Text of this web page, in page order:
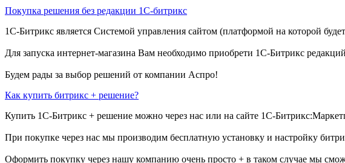
Покупка решения без редакции 1С-битрикс
1С-Битрикс является Системой управления сайтом (платформой на которой
Для запуска интернет-магазина Вам необходимо приобрети 1С-Битрикс
Будем рады за выбор решений от компании Аспро!
Как купить битрикс + решение?
Купить 1С-Битрикс + решение можно через нас или на сайте 1С-
При покупке через нас мы производим бесплатную установку и настройку
Оформить покупку через нашу компанию очень просто + в таком случае мы